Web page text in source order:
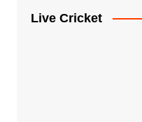
Live Cricket